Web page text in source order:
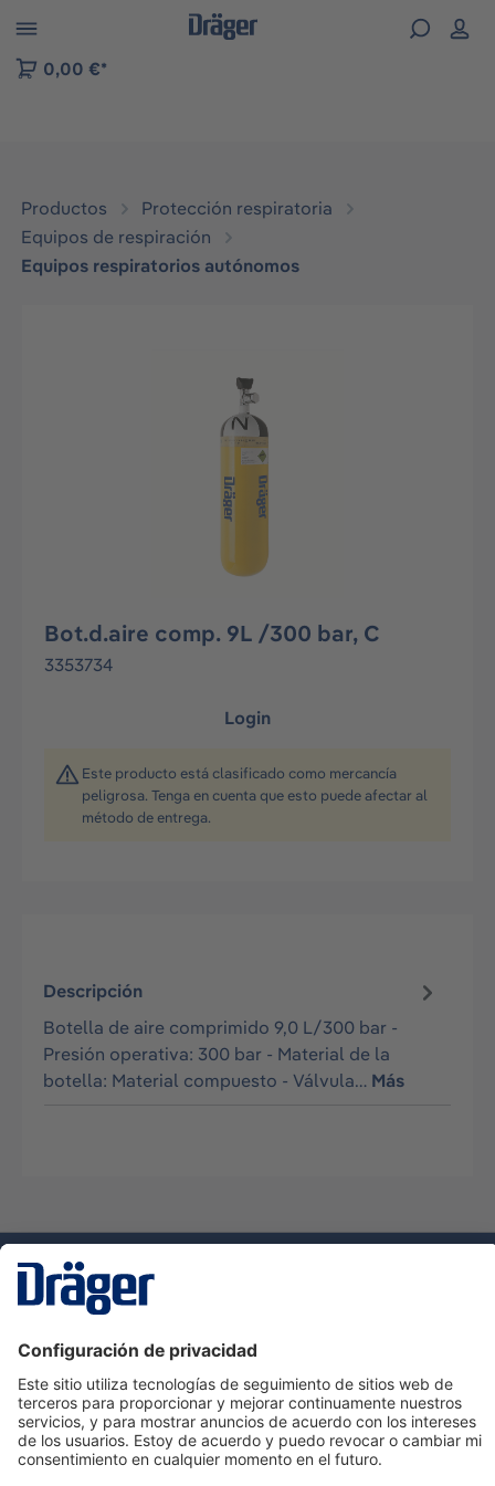
to B2B platform navigation
0,00 €*
Productos
Protección respiratoria
Equipos de respiración
Equipos respiratorios autónomos
Bot.d.aire comp. 9L /300 bar, C
3353734
Login
Este producto está clasificado como mercancía
peligrosa. Tenga en cuenta que esto puede afectar al
método de entrega.
Descripción
Botella de aire comprimido 9,0 L/300 bar -
Presión operativa: 300 bar - Material de la
botella: Material compuesto - Válvula… Más
Servicio de atención al cliente de Dräger
Ayuda
Información